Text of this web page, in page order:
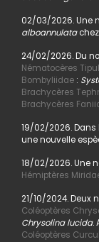
02/03/2026. Une
alboannulata
24/02/2026. Du
Nématocères
Bombyliidae:
Brachycères
Brachycères
19/02/2026. Dans
une nouvelle
18/02/2026. Une
Hémiptères
21/10/2024. Deux
Coléoptères
Chrysolina lucida.
Coléoptères